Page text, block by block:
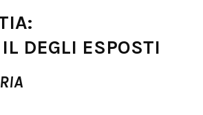
DEGLI ESPOSTI